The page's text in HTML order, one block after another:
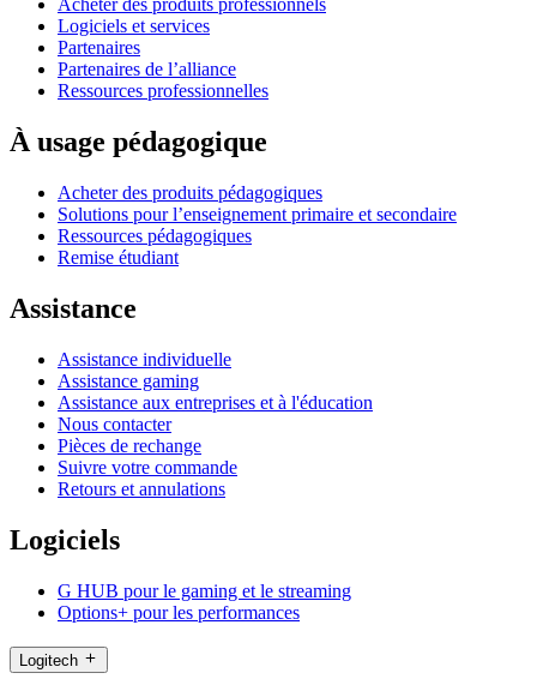
Acheter des produits professionnels
Logiciels et services
Partenaires
Partenaires de l’alliance
Ressources professionnelles
À usage pédagogique
Acheter des produits pédagogiques
Solutions pour l’enseignement primaire et secondaire
Ressources pédagogiques
Remise étudiant
Assistance
Assistance individuelle
Assistance gaming
Assistance aux entreprises et à l'éducation
Nous contacter
Pièces de rechange
Suivre votre commande
Retours et annulations
Logiciels
G HUB pour le gaming et le streaming
Options+ pour les performances
Logitech